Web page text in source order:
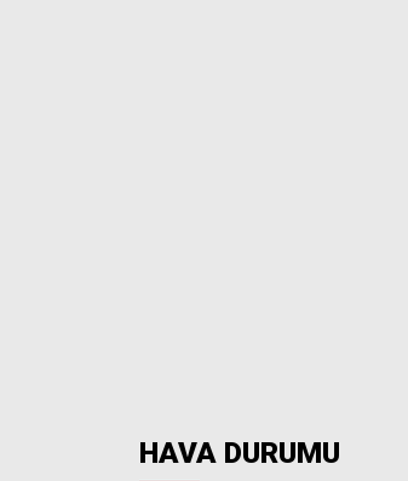
HAVA DURUMU